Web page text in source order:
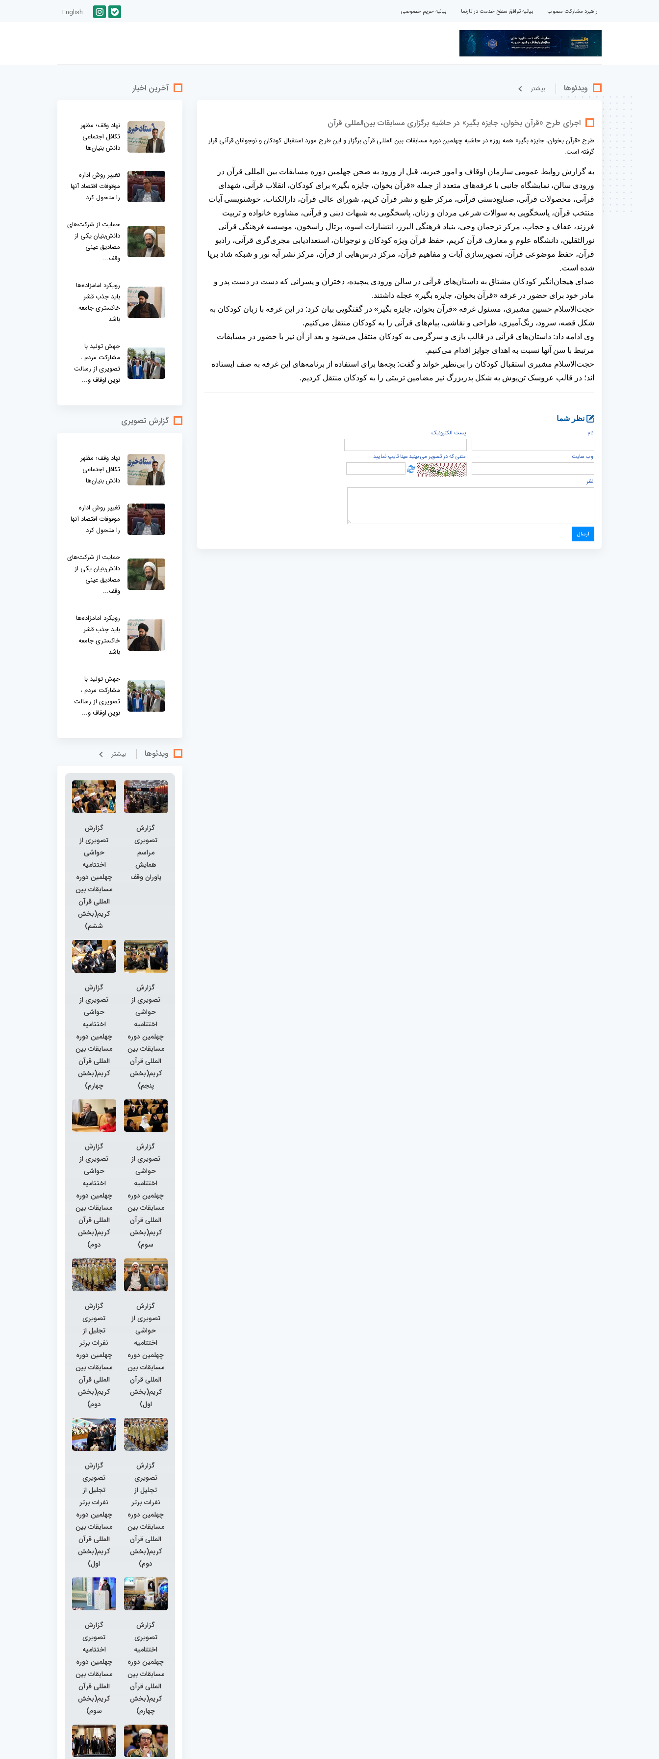
راهبرد مشارکت مصوب بیانیه توافق سطح خدمت در تارنما بیانیه حریم خصوصی English
ویدئوها بيشتر
اجرای طرح «قرآن بخوان، جایزه بگیر» در حاشیه برگزاری مسابقات بین‌المللی قرآن
طرح «قرآن بخوان، جایزه بگیر» همه روزه در حاشیه چهلمین دوره مسابقات بین المللی قرآن برگزار و این طرح مورد استقبال کودکان و نوجوانان قرآنی قرار
گرفته است.
به گزارش روابط عمومی سازمان اوقاف و امور خیریه، قبل از ورود به صحن چهلمین دوره مسابقات بین المللی قرآن در
ورودی سالن، نمایشگاه جانبی با غرفه‌های متعدد از جمله «قرآن بخوان، جایزه بگیر» برای کودکان، انقلاب قرآنی، شهدای
قرآنی، محصولات قرآنی، صنایع‌دستی قرآنی، مرکز طبع و نشر قرآن کریم، شورای عالی قرآن، دارالکتاب، خوشنویسی آیات
منتخب قرآن، پاسخگویی به سوالات شرعی مردان و زنان، پاسخگویی به شبهات دینی و قرآنی، مشاوره خانواده و تربیت
فرزند، عفاف و حجاب، مرکز ترجمان وحی، بنیاد فرهنگی البرز، انتشارات اسوه، پرتال راسخون، موسسه فرهنگی قرآنی
نورالثقلین، دانشگاه علوم و معارف قرآن کریم، حفظ قرآن ویژه کودکان و نوجوانان، استعدادیابی مجری‌گری قرآنی، رادیو
قرآن، حفظ موضوعی قرآن، تصویرسازی آیات و مفاهیم قرآن، مرکز درس‌هایی از قرآن، مرکز نشر آیه نور و شبکه شاد برپا
شده است.
صدای هیجان‌انگیز کودکان مشتاق به داستان‌های قرآنی در سالن ورودی پیچیده، دختران و پسرانی که دست در دست پدر و
مادر خود برای حضور در غرفه «قرآن بخوان، جایزه بگیر» عجله داشتند.
حجت‌الاسلام حسین مشیری، مسئول غرفه «قرآن بخوان، جایزه بگیر» در گفتگویی بیان کرد: در این غرفه با زبان کودکان به
شکل قصه، سرود، رنگ‌آمیزی، طراحی و نقاشی، پیام‌های قرآنی را به کودکان منتقل می‌کنیم.
وی ادامه داد: داستان‌های قرآنی در قالب بازی و سرگرمی به کودکان منتقل می‌شود و بعد از آن نیز با حضور در مسابقات
مرتبط با سن آنها نسبت به اهدای جوایز اقدام می‌کنیم.
حجت‌الاسلام مشیری استقبال کودکان را بی‌نظیر خواند و گفت: بچه‌ها برای استفاده از برنامه‌های این غرفه به صف ایستاده
اند؛ در قالب عروسک تن‌پوش به شکل پدربزرگ نیز مضامین تربیتی را به کودکان منتقل کردیم.
نظر شما
نام
پست الكترونيک
وب سایت متنی که در تصویر می بینید عینا تایپ نمایید
نظر
آخرین اخبار
نهاد وقف؛ مظهر
تکافل اجتماعی
دانش بنیان‌ها
تغییر روش اداره
موقوفات اقتصاد آنها
را متحول کرد
حمایت از شرکت‌های
دانش‌بنیان یکی از
مصادیق عینی
وقف...
رویکرد امامزاده‌ها
باید جذب قشر
خاکستری جامعه
باشد
جهش تولید با
مشارکت مردم ،
تصویری از رسالت
نوین اوقاف و...
گزارش تصویری
نهاد وقف؛ مظهر
تکافل اجتماعی
دانش بنیان‌ها
تغییر روش اداره
موقوفات اقتصاد آنها
را متحول کرد
حمایت از شرکت‌های
دانش‌بنیان یکی از
مصادیق عینی
وقف...
رویکرد امامزاده‌ها
باید جذب قشر
خاکستری جامعه
باشد
جهش تولید با
مشارکت مردم ،
تصویری از رسالت
نوین اوقاف و...
ویدئوها بيشتر
گزارش
تصویری
مراسم
همایش
یاوران وقف
گزارش
تصویری از
حواشی
اختتامیه
چهلمین دوره
مسابقات بین
المللی قرآن
کریم(بخش
ششم)
گزارش
تصویری از
حواشی
اختتامیه
چهلمین دوره
مسابقات بین
المللی قرآن
کریم(بخش
پنجم)
گزارش
تصویری از
حواشی
اختتامیه
چهلمین دوره
مسابقات بین
المللی قرآن
کریم(بخش
چهارم)
گزارش
تصویری از
حواشی
اختتامیه
چهلمین دوره
مسابقات بین
المللی قرآن
کریم(بخش
سوم)
گزارش
تصویری از
حواشی
اختتامیه
چهلمین دوره
مسابقات بین
المللی قرآن
کریم(بخش
دوم)
گزارش
تصویری از
حواشی
اختتامیه
چهلمین دوره
مسابقات بین
المللی قرآن
کریم(بخش
اول)
گزارش
تصویری
تجلیل از
نفرات برتر
چهلمین دوره
مسابقات بین
المللی قرآن
کریم(بخش
دوم)
گزارش
تصویری
تجلیل از
نفرات برتر
چهلمین دوره
مسابقات بین
المللی قرآن
کریم(بخش
دوم)
گزارش
تصویری
تجلیل از
نفرات برتر
چهلمین دوره
مسابقات بین
المللی قرآن
کریم(بخش
اول)
گزارش
تصویری
اختتامیه
چهلمین دوره
مسابقات بین
المللی قرآن
کریم(بخش
چهارم)
گزارش
تصویری
اختتامیه
چهلمین دوره
مسابقات بین
المللی قرآن
کریم(بخش
سوم)